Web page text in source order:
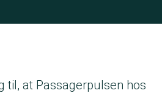
til, at Passagerpulsen hos